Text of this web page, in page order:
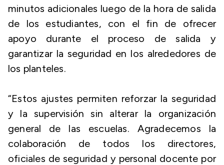
minutos adicionales luego de la hora de salida
de los estudiantes, con el fin de ofrecer
apoyo durante el proceso de salida y
garantizar la seguridad en los alrededores de
los planteles.
“Estos ajustes permiten reforzar la seguridad
y la supervisión sin alterar la organización
general de las escuelas. Agradecemos la
colaboración de todos los directores,
oficiales de seguridad y personal docente por